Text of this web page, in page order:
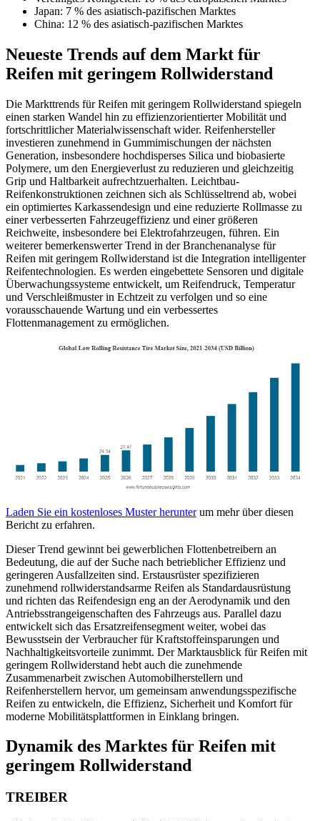
Japan: 7 % des asiatisch-pazifischen Marktes
China: 12 % des asiatisch-pazifischen Marktes
Neueste Trends auf dem Markt für
Reifen mit geringem Rollwiderstand
Die Markttrends für Reifen mit geringem Rollwiderstand spiegeln
einen starken Wandel hin zu effizienzorientierter Mobilität und
fortschrittlicher Materialwissenschaft wider. Reifenhersteller
investieren zunehmend in Gummimischungen der nächsten
Generation, insbesondere hochdisperses Silica und biobasierte
Polymere, um den Energieverlust zu reduzieren und gleichzeitig
Grip und Haltbarkeit aufrechtzuerhalten. Leichtbau-
Reifenkonstruktionen zeichnen sich als Schlüsseltrend ab, wobei
ein optimiertes Karkassendesign und eine reduzierte Rollmasse zu
einer verbesserten Fahrzeugeffizienz und einer größeren
Reichweite, insbesondere bei Elektrofahrzeugen, führen. Ein
weiterer bemerkenswerter Trend in der Branchenanalyse für
Reifen mit geringem Rollwiderstand ist die Integration intelligenter
Reifentechnologien. Es werden eingebettete Sensoren und digitale
Überwachungssysteme entwickelt, um Reifendruck, Temperatur
und Verschleißmuster in Echtzeit zu verfolgen und so eine
vorausschauende Wartung und ein verbessertes
Flottenmanagement zu ermöglichen.
Laden Sie ein kostenloses Muster herunterum mehr über diesen
Bericht zu erfahren.
Dieser Trend gewinnt bei gewerblichen Flottenbetreibern an
Bedeutung, die auf der Suche nach betrieblicher Effizienz und
geringeren Ausfallzeiten sind. Erstausrüster spezifizieren
zunehmend rollwiderstandsarme Reifen als Standardausrüstung
und richten das Reifendesign eng an der Aerodynamik und den
Antriebsstrangeigenschaften des Fahrzeugs aus. Parallel dazu
entwickelt sich das Ersatzreifensegment weiter, wobei das
Bewusstsein der Verbraucher für Kraftstoffeinsparungen und
Nachhaltigkeitsvorteile zunimmt. Der Marktausblick für Reifen mit
geringem Rollwiderstand hebt auch die zunehmende
Zusammenarbeit zwischen Automobilherstellern und
Reifenherstellern hervor, um gemeinsam anwendungsspezifische
Reifen zu entwickeln, die Effizienz, Sicherheit und Komfort für
moderne Mobilitätsplattformen in Einklang bringen.
Dynamik des Marktes für Reifen mit
geringem Rollwiderstand
TREIBER